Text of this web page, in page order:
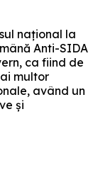
național la
Anti-SIDA
ca fiind de
multor
având un
și